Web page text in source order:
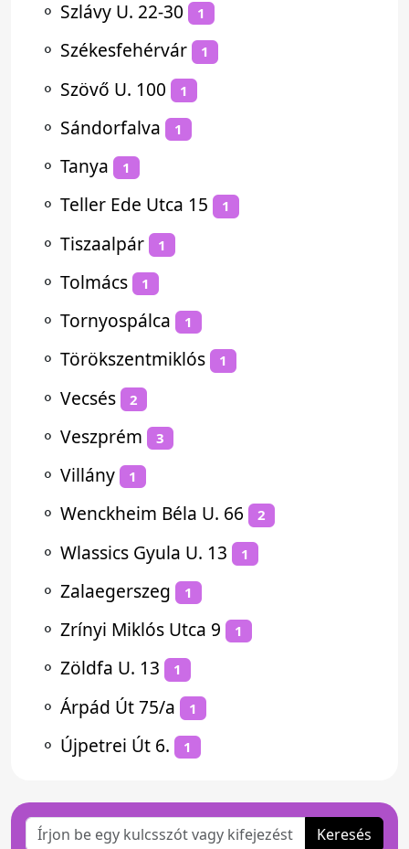
⚬ Szlávy U. 22-30 1
⚬ Székesfehérvár 1
⚬ Szövő U. 100 1
⚬ Sándorfalva 1
⚬ Tanya 1
⚬ Teller Ede Utca 15 1
⚬ Tiszaalpár 1
⚬ Tolmács 1
⚬ Tornyospálca 1
⚬ Törökszentmiklós 1
⚬ Vecsés 2
⚬ Veszprém 3
⚬ Villány 1
⚬ Wenckheim Béla U. 66 2
⚬ Wlassics Gyula U. 13 1
⚬ Zalaegerszeg 1
⚬ Zrínyi Miklós Utca 9 1
⚬ Zöldfa U. 13 1
⚬ Árpád Út 75/a 1
⚬ Újpetrei Út 6. 1
Keresés